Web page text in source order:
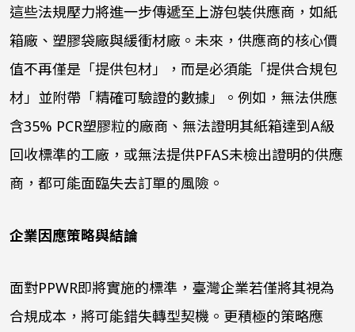
這些法規壓力將進一步傳遞至上游包裝供應商，如紙
箱廠、塑膠袋廠與緩衝材廠。未來，供應商的核心價
值不再僅是「提供包材」，而是必須能「提供合規包
材」並附帶「精確可驗證的數據」。例如，無法供應
含35% PCR塑膠粒的廠商、無法證明其紙箱達到A級
回收標準的工廠，或無法提供PFAS未檢出證明的供應
商，都可能面臨失去訂單的風險。
企業因應策略與結論
面對PPWR即將實施的標準，臺灣企業若僅將其視為
合規成本，將可能錯失轉型契機。更積極的策略應